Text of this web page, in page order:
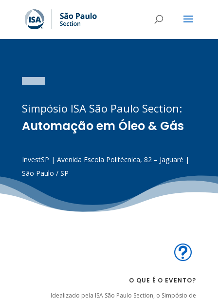
Simpósio ISA São Paulo Section:
Automação em Óleo & Gás
InvestSP | Avenida Escola Politécnica, 82 – Jaguaré |
São Paulo / SP
t
O QUE É O EVENTO?
Idealizado pela ISA São Paulo Section, o Simpósio de